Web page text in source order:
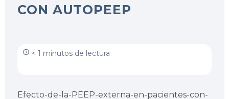
CON AUTOPEEP
< 1 minutos de lectura
Efecto-de-la-PEEP-externa-en-pacientes-con-